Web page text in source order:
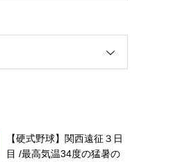
【硬式野球】関西遠征３日
目 /最高気温34度の猛暑の